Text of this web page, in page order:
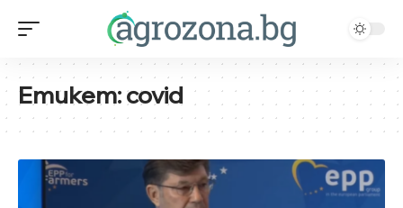
Етикет:covid